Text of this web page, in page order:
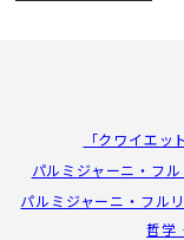
「クワイエ
パルミジャーニ・フル
パルミジャーニ・フル
哲学